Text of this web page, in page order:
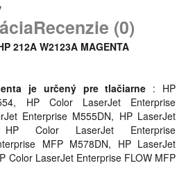
Recenzie (0)
212A W2123A MAGENTA
je určený pre tlačiarne : HP
HP Color LaserJet Enterprise
Enterprise M555DN, HP LaserJet
HP Color LaserJet Enterprise
MFP M578DN, HP LaserJet
Color LaserJet Enterprise FLOW MFP